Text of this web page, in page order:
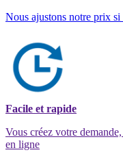
Nous ajustons notre prix
Facile et rapide
Vous créez votre
en ligne